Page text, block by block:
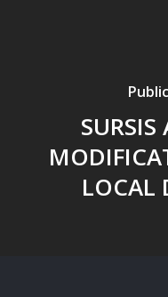
SURSIS
LOCAL